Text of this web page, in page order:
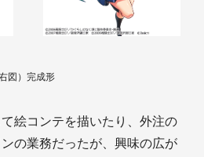
図）完成形
絵コンテを描いたり、外注の
の業務だったが、興味の広が